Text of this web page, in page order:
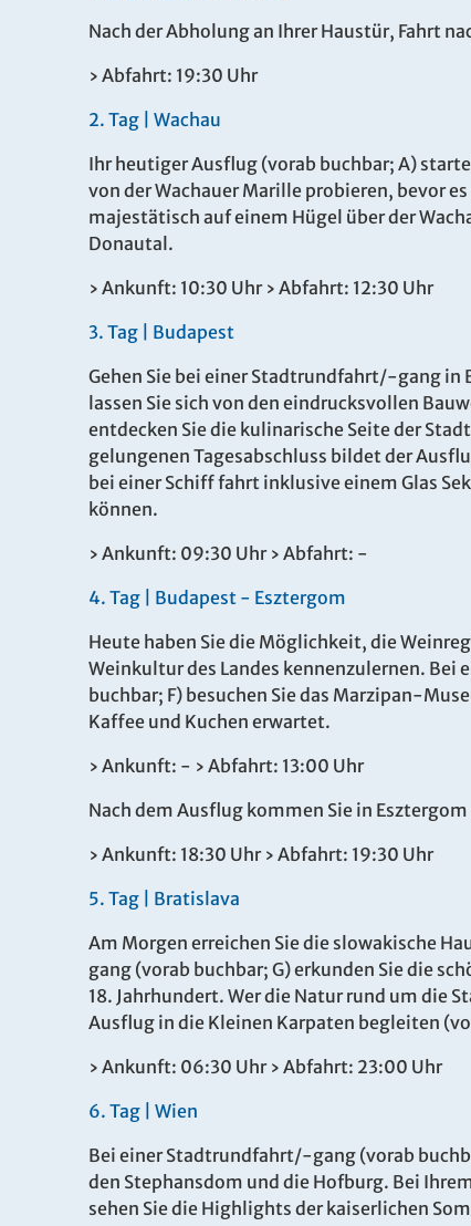
Nach der Abholung an Ihrer Haustür, Fahrt
› Abfahrt: 19:30 Uhr
2. Tag | Wachau
Ihr heutiger Ausflug (vorab buchbar; A)
von der Wachauer Marille probieren, bevor
majestätisch auf einem Hügel über der
Donautal.
› Ankunft: 10:30 Uhr › Abfahrt: 12:30 Uhr
3. Tag |
Budapest
Gehen Sie bei einer Stadtrundfahrt/-gang in
lassen Sie sich von den eindrucksvollen
entdecken Sie die kulinarische Seite der
gelungenen Tagesabschluss bildet der
bei einer Schiff fahrt inklusive einem Glas
können.
› Ankunft: 09:30 Uhr › Abfahrt: -
4. Tag | Budapest - Esztergom
Heute haben Sie die Möglichkeit, die
Weinkultur des Landes kennenzulernen.
buchbar; F) besuchen Sie das Marzipan-
Kaffee und Kuchen erwartet.
› Ankunft: - › Abfahrt: 13:00 Uhr
Nach dem Ausflug kommen Sie in
› Ankunft: 18:30 Uhr › Abfahrt: 19:30 Uhr
5. Tag | Bratislava
Am Morgen erreichen Sie die slowakische
gang (vorab buchbar; G) erkunden Sie die
18. Jahrhundert. Wer die Natur rund um die
Ausflug in die Kleinen Karpaten begleiten
› Ankunft: 06:30 Uhr › Abfahrt: 23:00 Uhr
6. Tag | Wien
Bei einer Stadtrundfahrt/-gang (vorab
den Stephansdom und die Hofburg. Bei
sehen Sie die Highlights der kaiserlichen